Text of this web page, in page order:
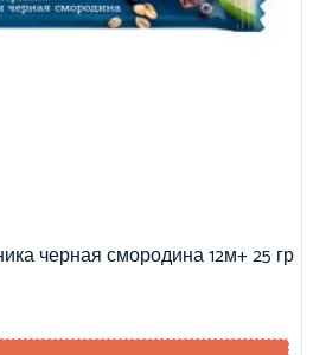
черная смородина 12м+ 25 гр